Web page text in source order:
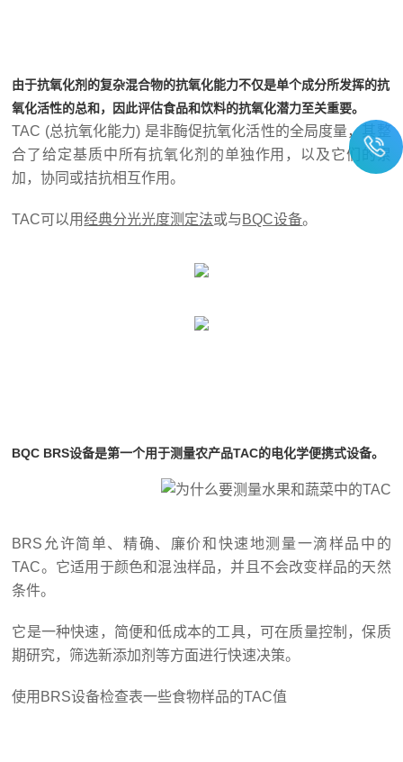
由于抗氧化剂的复杂混合物的抗氧化能力不仅是单个成分所发挥的抗
氧化活性的总和，因此评估食品和饮料的抗氧化潜力至关重要。
TAC (总抗氧化能力) 是非酶促抗氧化活性的全局度量，其整
合了给定基质中所有抗氧化剂的单独作用，以及它们的累
加，协同或拮抗相互作用。
TAC可以用经典分光光度测定法或与BQC设备。
BQC BRS设备是第一个用于测量农产品TAC的电化学便携式设备。
BRS允许简单、精确、廉价和快速地测量一滴样品中的
TAC。它适用于颜色和混浊样品，并且不会改变样品的天然
条件。
它是一种快速，简便和低成本的工具，可在质量控制，保质
期研究，筛选新添加剂等方面进行快速决策。
使用BRS设备检查表一些食物样品的TAC值